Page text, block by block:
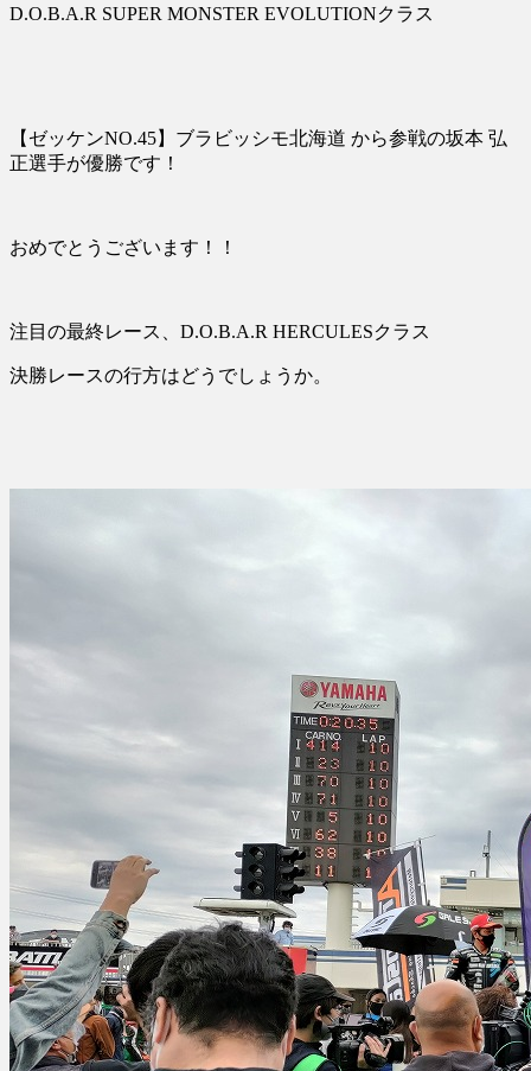
D.O.B.A.R SUPER MONSTER EVOLUTIONクラス
【ゼッケンNO.45】ブラビッシモ北海道 から参戦の坂本 弘
正選手が優勝です！
おめでとうございます！！
注目の最終レース、D.O.B.A.R HERCULESクラス
決勝レースの行方はどうでしょうか。